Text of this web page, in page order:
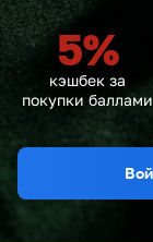
5%
кэшбек за
покупки баллами